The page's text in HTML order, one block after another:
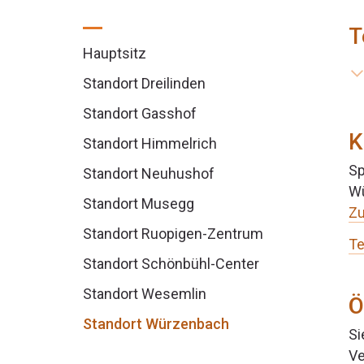
Hauptsitz
Standort Dreilinden
Standort Gasshof
Standort Himmelrich
Standort Neuhushof
Standort Musegg
Standort Ruopigen-Zentrum
Standort Schönbühl-Center
Standort Wesemlin
Standort Würzenbach